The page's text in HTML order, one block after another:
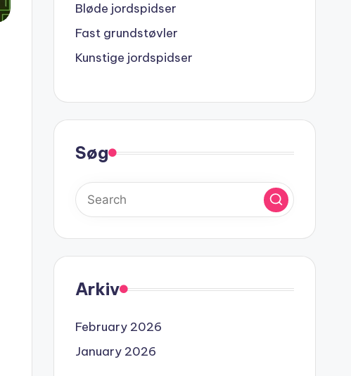
Bløde jordspidser
Fast grundstøvler
Kunstige jordspidser
Søg
Arkiv
February 2026
January 2026